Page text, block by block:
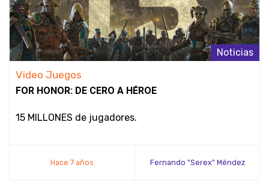
Noticias
Video Juegos
FOR HONOR: DE CERO A HÉROE
15 MILLONES de jugadores.
Hace 7 años Fernando "Serex" Méndez